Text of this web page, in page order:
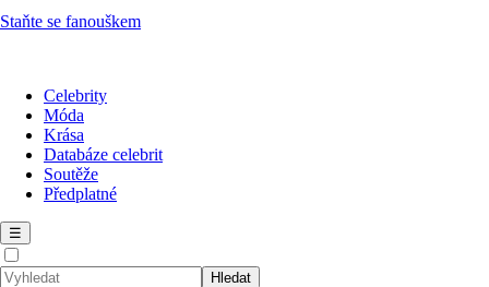
Staňte se fanouškem
Celebrity
Móda
Krása
Databáze celebrit
Soutěže
Předplatné
☰